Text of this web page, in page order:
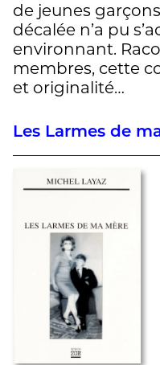
de jeunes
décalée n’a pu
environnant.
membres, cette
et originalité…
Les Larmes de